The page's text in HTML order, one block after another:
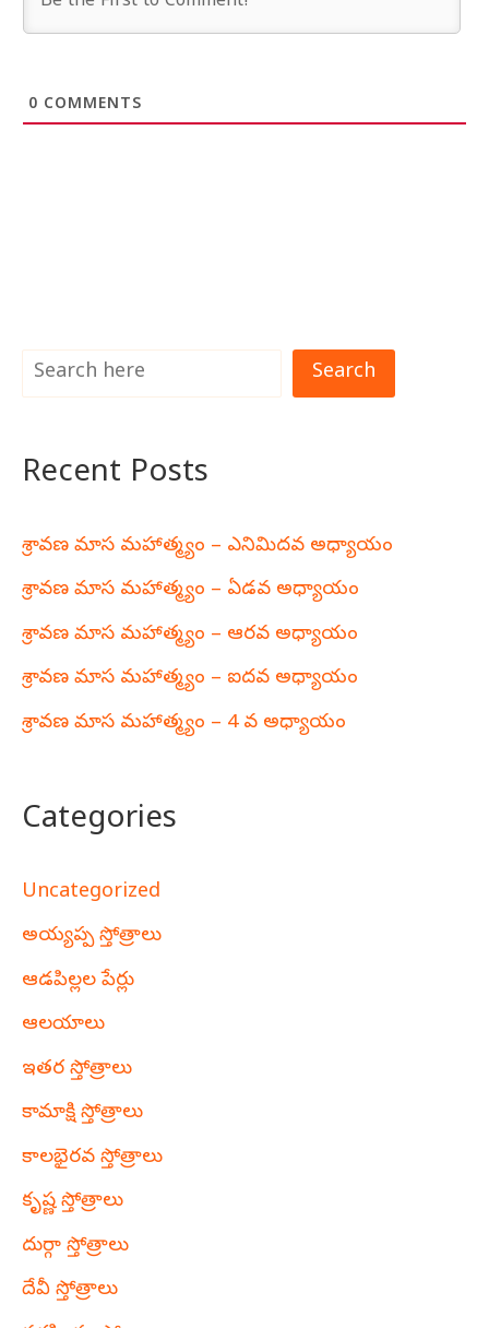
0 COMMENTS
Search
Recent Posts
శ్రావణ మాస మహాత్మ్యం – ఎనిమిదవ అధ్యాయం
శ్రావణ మాస మహాత్మ్యం – ఏడవ అధ్యాయం
శ్రావణ మాస మహాత్మ్యం – ఆరవ అధ్యాయం
శ్రావణ మాస మహాత్మ్యం – ఐదవ అధ్యాయం
శ్రావణ మాస మహాత్మ్యం – 4 వ అధ్యాయం
Categories
Uncategorized
అయ్యప్ప స్తోత్రాలు
ఆడపిల్లల పేర్లు
ఆలయాలు
ఇతర స్తోత్రాలు
కామాక్షి స్తోత్రాలు
కాలభైరవ స్తోత్రాలు
కృష్ణ స్తోత్రాలు
దుర్గా స్తోత్రాలు
దేవీ స్తోత్రాలు